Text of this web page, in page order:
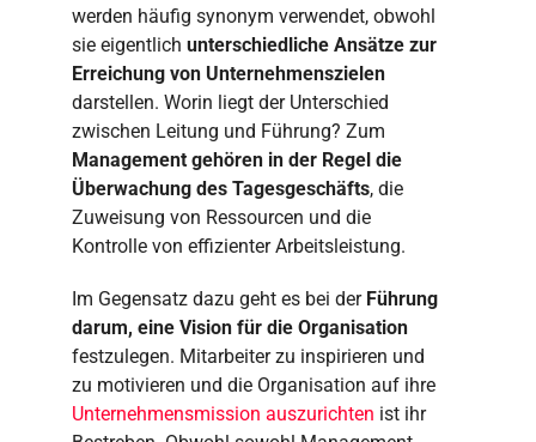
werden häufig synonym verwendet, obwohl
sie eigentlich unterschiedliche Ansätze zur
Erreichung von Unternehmenszielen
darstellen. Worin liegt der Unterschied
zwischen Leitung und Führung? Zum
Management gehören in der Regel die
Überwachung des Tagesgeschäfts, die
Zuweisung von Ressourcen und die
Kontrolle von effizienter Arbeitsleistung.
Im Gegensatz dazu geht es bei der Führung
darum, eine Vision für die Organisation
festzulegen. Mitarbeiter zu inspirieren und
zu motivieren und die Organisation auf ihre
Unternehmensmission auszurichten ist ihr